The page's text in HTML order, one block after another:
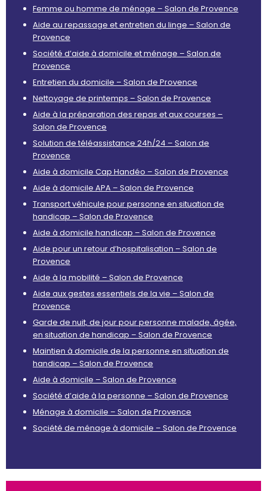
Femme ou homme de ménage – Salon de Provence
Aide au repassage et entretien du linge – Salon de
Provence
Société d’aide à domicile et ménage – Salon de
Provence
Entretien du domicile – Salon de Provence
Nettoyage de printemps – Salon de Provence
Aide à la préparation des repas et aux courses –
Salon de Provence
Solution de téléassistance 24h/24 – Salon de
Provence
Aide à domicile Cap Handéo – Salon de Provence
Aide à domicile APA – Salon de Provence
Transport véhicule pour personne en situation de
handicap – Salon de Provence
Aide à domicile handicap – Salon de Provence
Aide pour un retour d’hospitalisation – Salon de
Provence
Aide à la mobilité – Salon de Provence
Aide aux gestes essentiels de la vie – Salon de
Provence
Garde de nuit, de jour pour personne malade, âgée,
en situation de handicap – Salon de Provence
Maintien à domicile de la personne en situation de
handicap – Salon de Provence
Aide à domicile – Salon de Provence
Société d’aide à la personne – Salon de Provence
Ménage à domicile – Salon de Provence
Société de ménage à domicile – Salon de Provence